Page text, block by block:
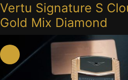
Vertu Signature S
Gold Mix Diamond